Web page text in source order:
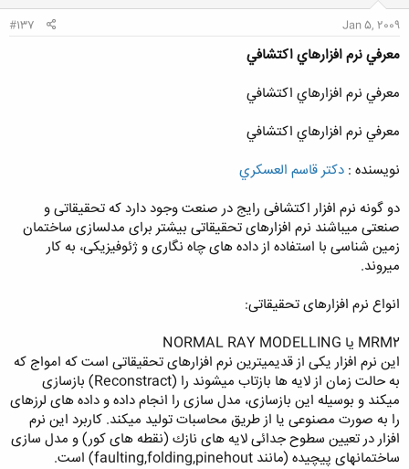
Jan 5, 2009
#137
معرفي نرم افزارهاي اكتشافي
معرفي نرم افزارهاي اكتشافي
معرفي نرم افزارهاي اكتشافي
نويسنده : دکتر قاسم العسکري
دو گونه نرم افزار اكتشافی رایج در صنعت وجود دارد كه تحقیقاتی و
صنعتی میباشند نرم افزارهای تحقیقاتی بیشتر برای مدلسازی ساختمان
زمین شناسی با استفاده از داده های چاه نگاری و ژئوفیزیكی، به كار
میروند.
انواع نرم‌ افزارهای تحقیقاتی:
MRM2 يا NORMAL RAY MODELLING
این نرم افزار یكی از قدیمیترین نرم افزارهای تحقیقاتی است كه امواج كه
به حالت زمان از لایه ها بازتاب میشوند را (Reconstract) بازسازی
میكند و بوسیله این بازسازی، مدل سازی را انجام داده و داده های لرزهای
را به صورت مصنوعی یا از طریق محاسبات تولید میكند. كاربرد این نرم
افزار در تعیین سطوح جدائی لایه های نازك (نقطه های كور) و مدل سازی
ساختمانهای پیچیده (مانند faulting,folding,pinehout) است.